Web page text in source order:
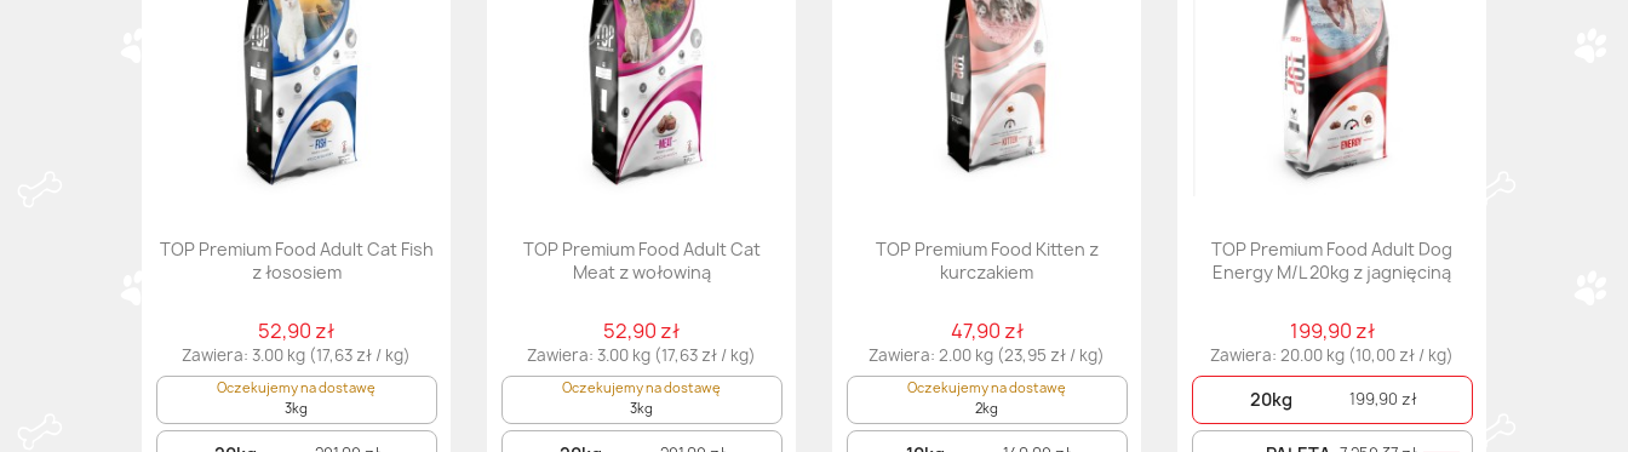
TOP Premium Food Adult Cat Fish
z łososiem
52,90 zł
Zawiera: 3.00 kg (17,63 zł / kg)
Oczekujemy na dostawę
3kg
TOP Premium Food Adult Cat
Meat z wołowiną
52,90 zł
Zawiera: 3.00 kg (17,63 zł / kg)
Oczekujemy na dostawę
3kg
TOP Premium Food Kitten z
kurczakiem
47,90 zł
Zawiera: 2.00 kg (23,95 zł / kg)
Oczekujemy na dostawę
2kg
TOP Premium Food Adult Dog
Energy M/L 20kg z jagnięciną
199,90 zł
Zawiera: 20.00 kg (10,00 zł / kg)
20kg 199,90 zł